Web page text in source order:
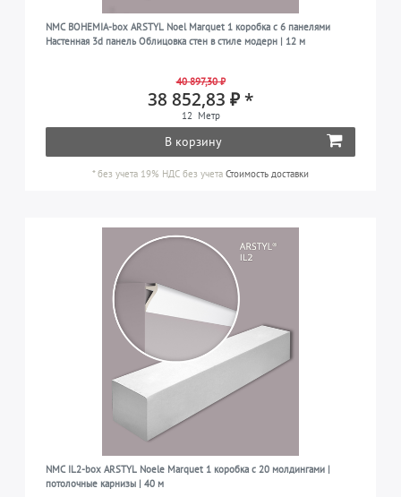
NMC BOHEMIA-box ARSTYL Noel Marquet 1 коробка с 6 панелями
Настенная 3d панель Облицовка стен в стиле модерн | 12 м
40 897,30 ₽
38 852,83 ₽ *
12 Метр
В корзину
*без учета 19% НДС без учета Стоимость доставки
NMC IL2-box ARSTYL Noele Marquet 1 коробка с 20 молдингами |
потолочные карнизы | 40 м